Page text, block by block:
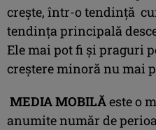
creşte, într-o tendinţă
tendinţa principală
Ele mai pot fi şi praguri
creştere minoră nu mai
MEDIA MOBILĂeste o
anumite număr de